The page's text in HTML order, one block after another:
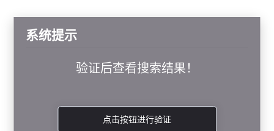
系统提示
验证后查看搜索结果！
点击按钮进行验证